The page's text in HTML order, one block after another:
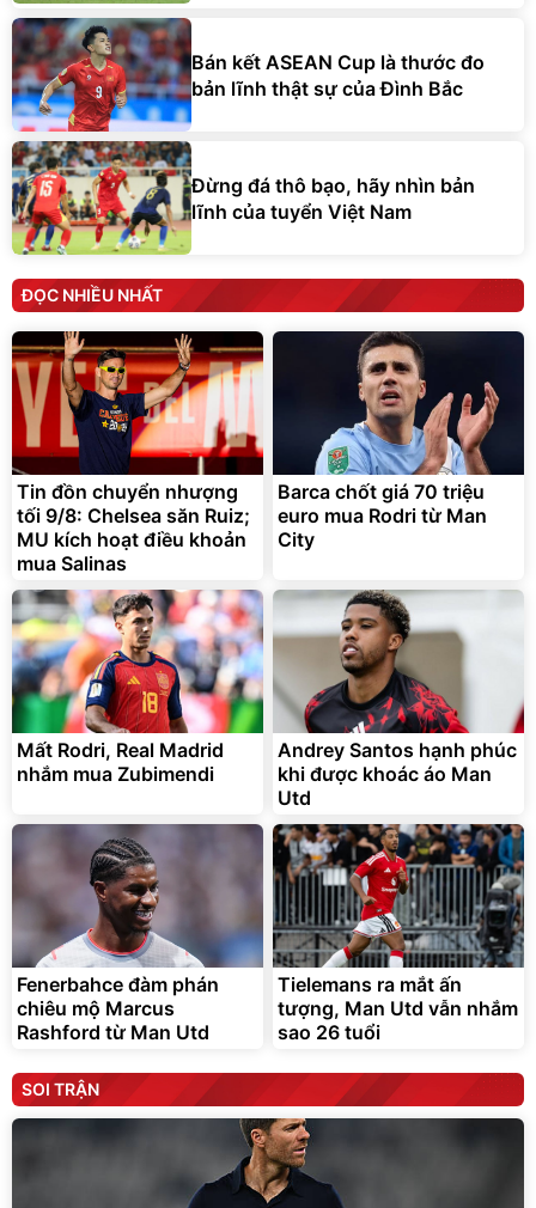
Bán kết ASEAN Cup là thước đo
bản lĩnh thật sự của Đình Bắc
Đừng đá thô bạo, hãy nhìn bản
lĩnh của tuyển Việt Nam
ĐỌC NHIỀU NHẤT
Tin đồn chuyển nhượng
tối 9/8: Chelsea săn Ruiz;
MU kích hoạt điều khoản
mua Salinas
Barca chốt giá 70 triệu
euro mua Rodri từ Man
City
Mất Rodri, Real Madrid
nhắm mua Zubimendi
Andrey Santos hạnh phúc
khi được khoác áo Man
Utd
Fenerbahce đàm phán
chiêu mộ Marcus
Rashford từ Man Utd
Tielemans ra mắt ấn
tượng, Man Utd vẫn nhắm
sao 26 tuổi
SOI TRẬN